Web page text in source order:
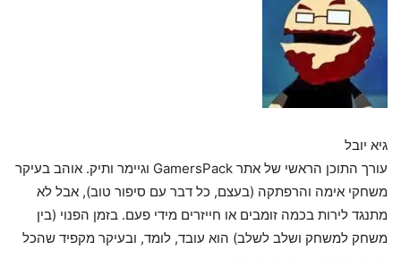
גיא יובל
עורך התוכן הראשי של אתר GamersPack וגיימר ותיק. אוהב בעיקר
משחקי אימה והרפתקה (בעצם, כל דבר עם סיפור טוב), אבל לא
מתנגד לירות בכמה זומבים או חייזרים מידי פעם. בזמן הפנוי (בין
משחק למשחק ושלב לשלב) הוא עובד, לומד, ובעיקר מקפיד שהכל